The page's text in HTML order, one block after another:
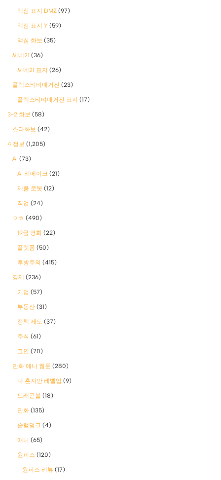
맥심 표지 DMZ (97)
맥심 표지 Y (59)
맥심 화보 (35)
씨네21 (36)
씨네21 표지 (26)
플렉스티비매거진 (23)
플렉스티비매거진 표지 (17)
3-2 화보 (58)
스타화보 (42)
4 정보 (1,205)
AI (73)
AI 리메이크 (21)
제품 로봇 (12)
직업 (24)
ㅇㅎ (490)
19금 영화 (22)
플랫폼 (50)
후방주의 (415)
경제 (236)
기업 (57)
부동산 (31)
정책 제도 (37)
주식 (61)
코인 (70)
만화 애니 웹툰 (280)
나 혼자만 레벨업 (9)
드래곤볼 (18)
만화 (135)
슬램덩크 (4)
애니 (65)
원피스 (120)
원피스 리뷰 (17)